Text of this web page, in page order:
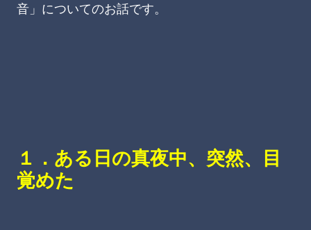
音」についてのお話です。
１．ある日の真夜中、突然、目
覚めた